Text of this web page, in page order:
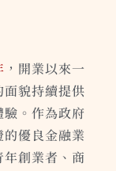
，開業以來一
貌持續提供
。作為政府
優良金融業
創業者、商